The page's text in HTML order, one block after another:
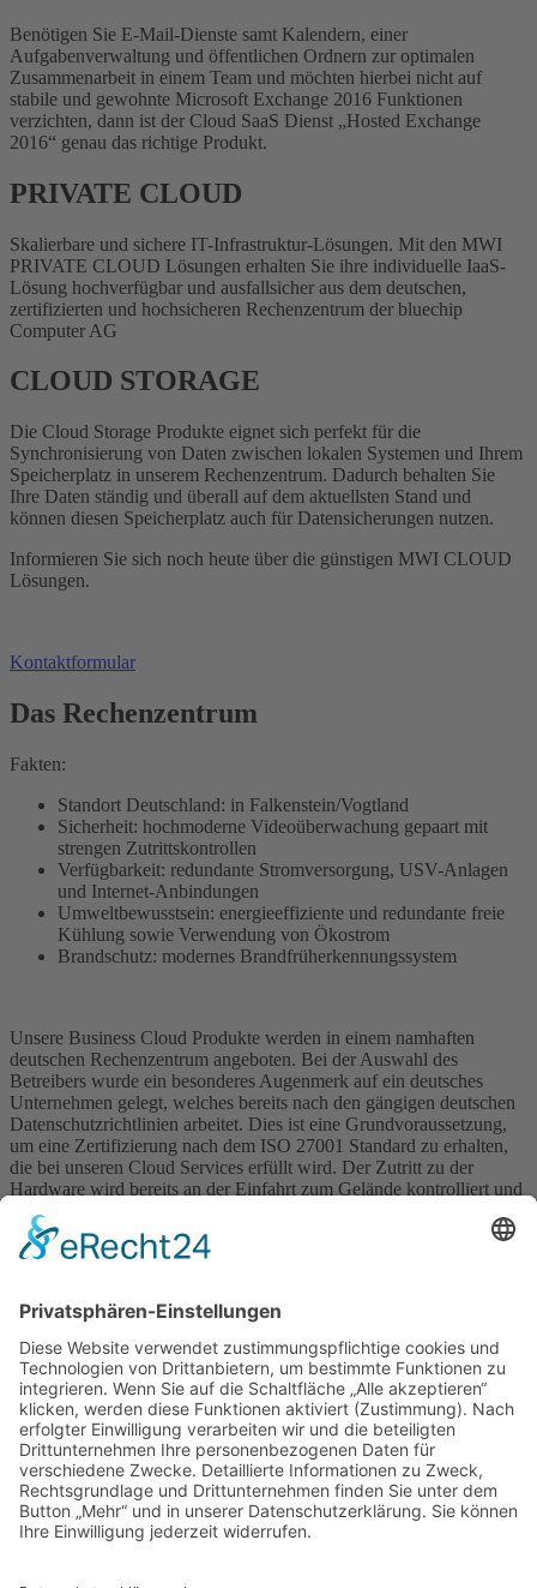
Benötigen Sie E-Mail-Dienste samt Kalendern, einer
Aufgabenverwaltung und öffentlichen Ordnern zur optimalen
Zusammenarbeit in einem Team und möchten hierbei nicht auf
stabile und gewohnte Microsoft Exchange 2016 Funktionen
verzichten, dann ist der Cloud SaaS Dienst „Hosted Exchange
2016“ genau das richtige Produkt.
PRIVATE CLOUD
Skalierbare und sichere IT-Infrastruktur-Lösungen. Mit den MWI
PRIVATE CLOUD Lösungen erhalten Sie ihre individuelle IaaS-
Lösung hochverfügbar und ausfallsicher aus dem deutschen,
zertifizierten und hochsicheren Rechenzentrum der bluechip
Computer AG
CLOUD STORAGE
Die Cloud Storage Produkte eignet sich perfekt für die
Synchronisierung von Daten zwischen lokalen Systemen und Ihrem
Speicherplatz in unserem Rechenzentrum. Dadurch behalten Sie
Ihre Daten ständig und überall auf dem aktuellsten Stand und
können diesen Speicherplatz auch für Datensicherungen nutzen.
Informieren Sie sich noch heute über die günstigen MWI CLOUD
Lösungen.
Kontaktformular
Das Rechenzentrum
Fakten:
Standort Deutschland: in Falkenstein/Vogtland
Sicherheit: hochmoderne Videoüberwachung gepaart mit
strengen Zutrittskontrollen
Verfügbarkeit: redundante Stromversorgung, USV-Anlagen
und Internet-Anbindungen
Umweltbewusstsein: energieeffiziente und redundante freie
Kühlung sowie Verwendung von Ökostrom
Brandschutz: modernes Brandfrüherkennungssystem
Unsere Business Cloud Produkte werden in einem namhaften
deutschen Rechenzentrum angeboten. Bei der Auswahl des
Betreibers wurde ein besonderes Augenmerk auf ein deutsches
Unternehmen gelegt, welches bereits nach den gängigen deutschen
Datenschutzrichtlinien arbeitet. Dies ist eine Grundvoraussetzung,
um eine Zertifizierung nach dem ISO 27001 Standard zu erhalten,
die bei unseren Cloud Services erfüllt wird. Der Zutritt zu der
Hardware wird bereits an der Einfahrt zum Gelände kontrolliert und
nur mit entsprechender Authentifizierung erlaubt.
Um die Qualität der Cloud Services gewährleisten zu können,
verfügt die Hardware im Rechenzentrum sowohl über redundante
über eine redundante Anbindung ins Internet über zwei getrennte
Router.